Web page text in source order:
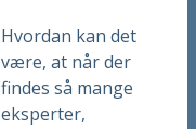
Hvordan kan det
være, at når der
findes så mange
eksperter,